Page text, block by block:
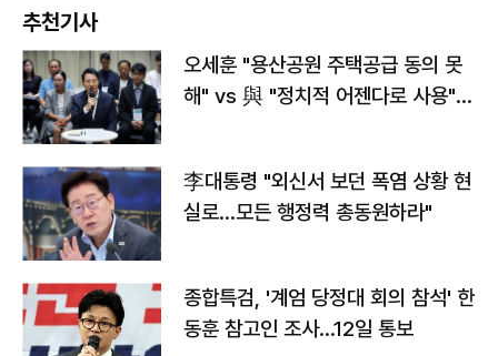
추천기사
오세훈 "용산공원 주택공급 동의 못
해" vs 與 "정치적 어젠다로 사용"
李대통령 "외신서 보던 폭염 상황 현
실로…모든 행정력 총동원하라"
종합특검, '계엄 당정대 회의 참석' 한
동훈 참고인 조사...12일 통보